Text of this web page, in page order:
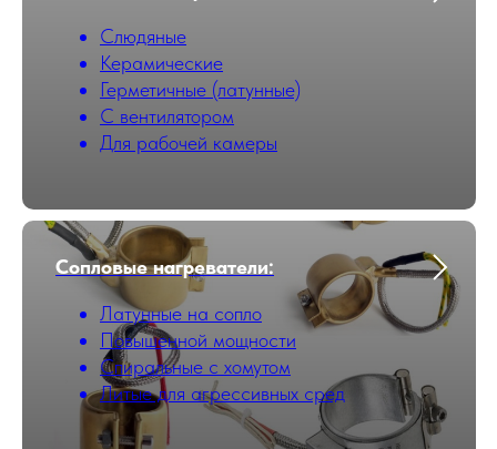
Слюдяные
Керамические
Герметичные (латунные)
С вентилятором
Для рабочей камеры
Сопловые нагреватели:
Латунные на сопло
Повышенной мощности
Cпиральные с хомутом
Литые для агрессивных сред